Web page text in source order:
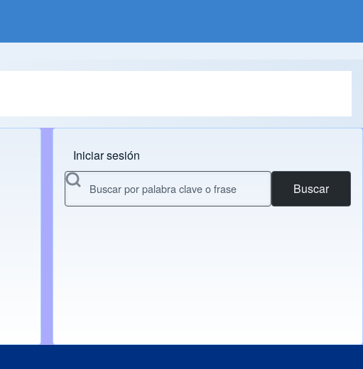
Menu do usuário
Iniciar sesión
Buscar